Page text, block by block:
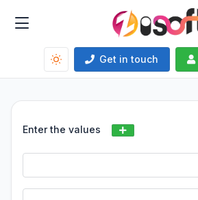
Get in touch
Enter the values